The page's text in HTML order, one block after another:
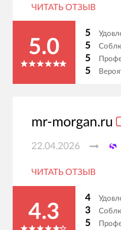
ЧИТАТЬ ОТЗЫВ
5.0
5
5
5
5
mr-morgan.ru
22.04.2026
ЧИТАТЬ ОТЗЫВ
4.3
4
3
5